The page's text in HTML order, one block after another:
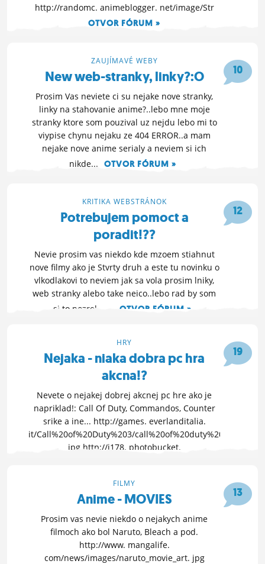
http://randomc. animeblogger. net/image/Str
OTVOR FÓRUM »
10
ZAUJÍMAVÉ WEBY
New web-stranky, linky?:O
Prosim Vas neviete ci su nejake nove stranky,
linky na stahovanie anime?..lebo mne moje
stranky ktore som pouzival uz nejdu lebo mi to
viypise chynu nejaku ze 404 ERROR..a mam
nejake nove anime serialy a neviem si ich
nikde...
OTVOR FÓRUM »
12
KRITIKA WEBSTRÁNOK
Potrebujem pomoct a
poradit!??
Nevie prosim vas niekdo kde mzoem stiahnut
nove filmy ako je Stvrty druh a este tu novinku o
vlkodlakovi to neviem jak sa vola prosim lniky,
web stranky alebo take neico..lebo rad by som
si to pozrel... ...
OTVOR FÓRUM »
19
HRY
Nejaka - niaka dobra pc hra
akcna!?
Nevete o nejakej dobrej akcnej pc hre ako je
napriklad!: Call Of Duty, Commandos, Counter
srike a ine... http://games. everlanditalia.
it/Call%20of%20Duty%203/call%20of%20duty%203.
jpg http://i178. photobucket.
13. 3. 2010 13:28 13
FILMY
Anime - MOVIES
Prosim vas nevie niekdo o nejakych anime
filmoch ako bol Naruto, Bleach a pod.
http://www. mangalife.
com/news/images/naruto_movie_art. jpg